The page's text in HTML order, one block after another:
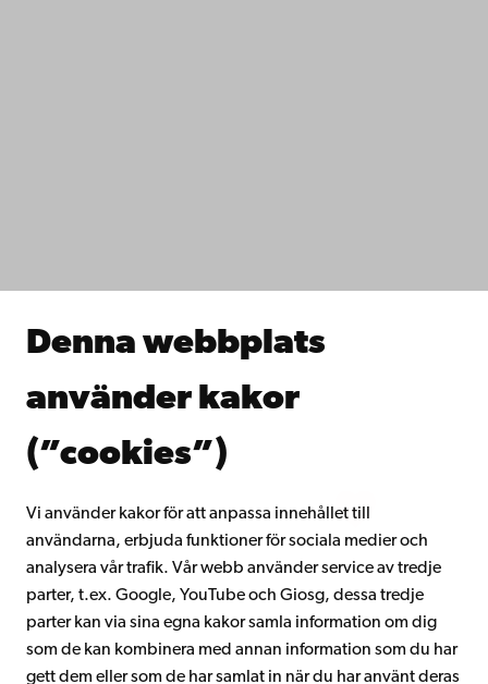
Denna webbplats
använder kakor
(”cookies”)
Vi använder kakor för att anpassa innehållet till
användarna, erbjuda funktioner för sociala medier och
analysera vår trafik. Vår webb använder service av tredje
parter, t.ex. Google, YouTube och Giosg, dessa tredje
parter kan via sina egna kakor samla information om dig
som de kan kombinera med annan information som du har
gett dem eller som de har samlat in när du har använt deras
Samarbeta med oss
Kontinuerligt lärande
Gå med i Åbo Akademis alumnnätverk
Intranätet
Facebook InstagramYouTube LinkedIn Blog Snapchat